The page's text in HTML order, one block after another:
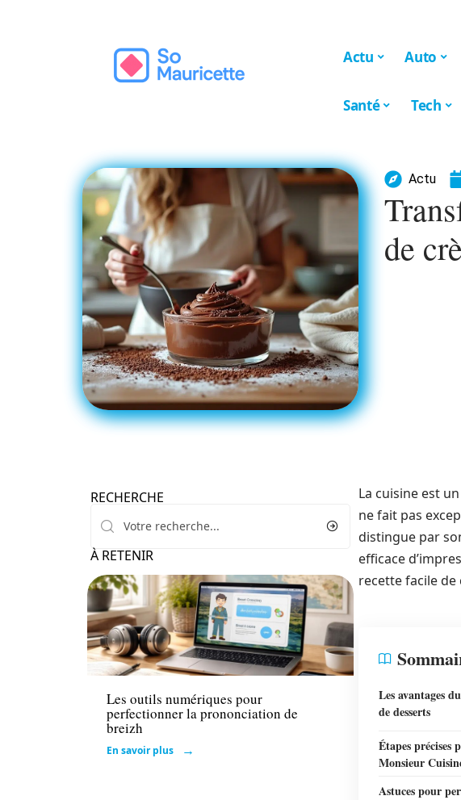
Actu Auto
Santé Tech
Actu
de
RECHERCHE
À RETENIR
Tech
Les outils numériques pour
perfectionner la prononciation de
breizh
En savoir plus
La cuisine est
ne fait pas
distingue par
efficace
recette facile de
Les avantages
de desserts
Étapes précises
Monsieur
Astuces pour